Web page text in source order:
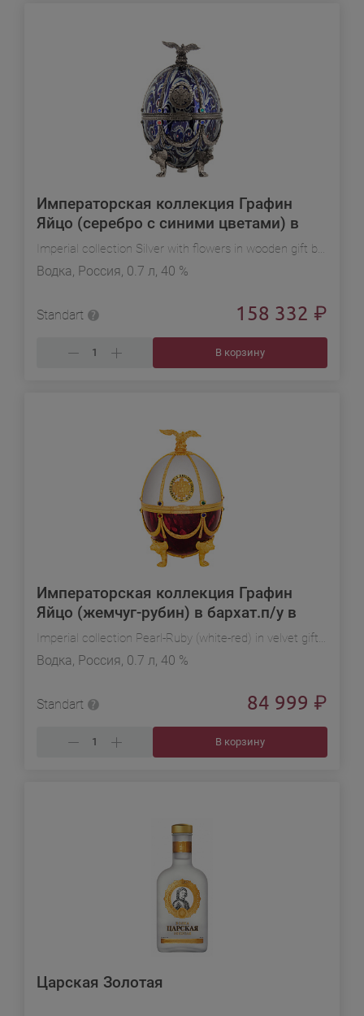
Императорская коллекция Графин
Яйцо (серебро с синими цветами) в
дерев.п/у в подарочной упаковке
Imperial collection Silver with flowers in wooden gift box
Водка, Россия, 0.7 л, 40 %
Standart 158 332 ₽
В корзину
Императорская коллекция Графин
Яйцо (жемчуг-рубин) в бархат.п/у в
подарочной упаковке
Imperial collection Pearl-Ruby (white-red) in velvet gift box
Водка, Россия, 0.7 л, 40 %
Standart 84 999 ₽
В корзину
Царская Золотая